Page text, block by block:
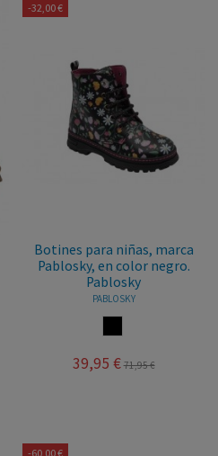
-32,00 €
Botines para niñas, marca
Pablosky, en color negro.
Pablosky
PABLOSKY
39,95 € 71,95 €
-60,00 €